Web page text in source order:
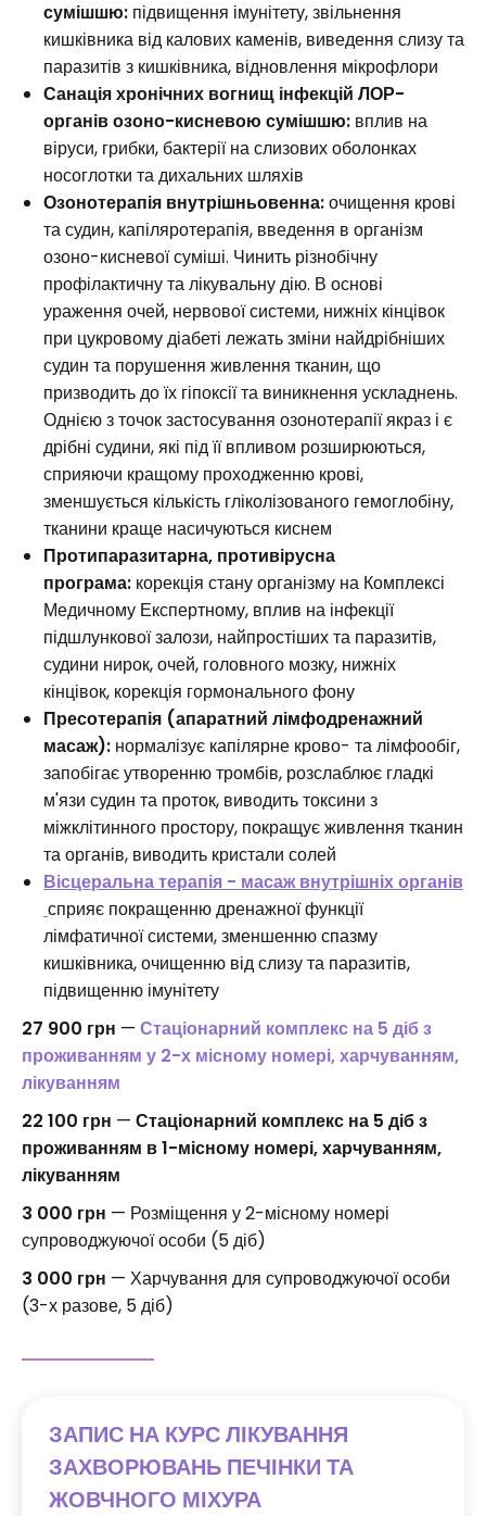
сумішшю: підвищення імунітету, звільнення
кишківника від калових каменів, виведення слизу та
паразитів з кишківника, відновлення мікрофлори
Санація хронічних вогнищ інфекцій ЛОР-
органів озоно-кисневою сумішшю: вплив на
віруси, грибки, бактерії на слизових оболонках
носоглотки та дихальних шляхів
Озонотерапія внутрішньовенна:очищення крові
та судин, капіляротерапія, введення в організм
озоно-кисневої суміші. Чинить різнобічну
профілактичну та лікувальну дію. В основі
ураження очей, нервової системи, нижніх кінцівок
при цукровому діабеті лежать зміни найдрібніших
судин та порушення живлення тканин, що
призводить до їх гіпоксії та виникнення ускладнень.
Однією з точок застосування озонотерапії якраз і є
дрібні судини, які під її впливом розширюються,
сприяючи кращому проходженню крові,
зменшується кількість гліколізованого гемоглобіну,
тканини краще насичуються киснем
Протипаразитарна, противірусна
програма: корекція стану організму на Комплексі
Медичному Експертному, вплив на інфекції
підшлункової залози, найпростіших та паразитів,
судини нирок, очей, головного мозку, нижніх
кінцівок, корекція гормонального фону
Пресотерапія (апаратний лімфодренажний
масаж): нормалізує капілярне крово- та лімфообіг,
запобігає утворенню тромбів, розслаблює гладкі
м'язи судин та проток, виводить токсини з
міжклітинного простору, покращує живлення тканин
та органів, виводить кристали солей
Вісцеральна терапія - масаж внутрішніх органів
сприяє покращенню дренажної функції
лімфатичної системи, зменшенню спазму
кишківника, очищенню від слизу та паразитів,
підвищенню імунітету
27 900 грн — Стаціонарний комплекс на 5 діб з
проживанням у 2-х місному номері, харчуванням,
лікуванням
22 100 грн — Стаціонарний комплекс на 5 діб з
проживанням в 1-місному номері, харчуванням,
лікуванням
3 000 грн — Розміщення у 2-місному номері
супроводжуючої особи (5 діб)
3 000 грн — Харчування для супроводжуючої особи
(3-х разове, 5 діб)
ЗАПИС НА КУРС ЛІКУВАННЯ
ЗАХВОРЮВАНЬ ПЕЧІНКИ ТА
ЖОВЧНОГО МІХУРА